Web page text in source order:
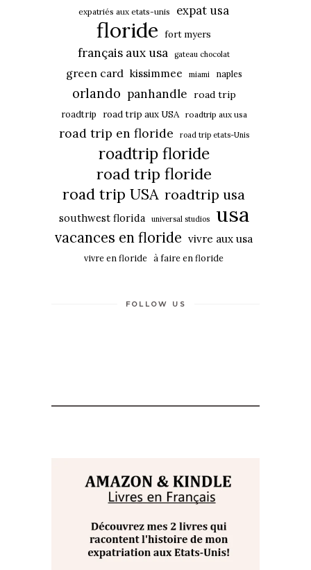
expatriés aux etats-unis expat usa
floride fort myers
français aux usa gateau chocolat
green card kissimmee miami naples
orlando panhandle road trip
roadtrip road trip aux USA roadtrip aux usa
road trip en floride road trip etats-Unis
roadtrip floride
road trip floride
road trip USA roadtrip usa
southwest florida universal studios usa
vacances en floride vivre aux usa
vivre en floride à faire en floride
FOLLOW US